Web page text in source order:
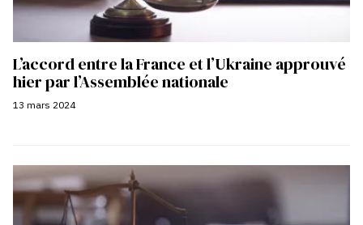
L’accord entre la France et l’Ukraine approuvé
hier par l’Assemblée nationale
13 mars 2024